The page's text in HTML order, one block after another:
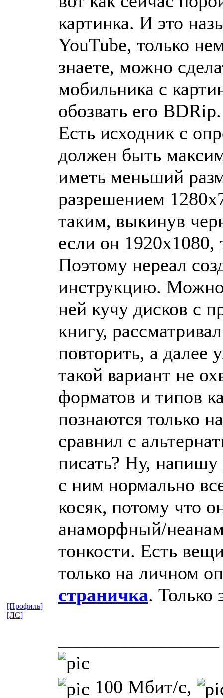
картинка. И это
YouTube, только
знаете, можно
мобильника с
обозвать его
Есть исходник с
должен быть
иметь меньший
разрешением
таким, выкинув
если он 1920х1080,
Поэтому нереал
инструкцию. Можно
ней кучу дисков с
книгу,
повторить, а далее
такой вариант не
форматов и типов
познаются только
сравнил с
писать? Ну,
с ним нормально
косяк, потому что
анаморфный/
тонкости. Есть
только на личном
страничка. Только
100 Мбит/с,
[Профиль]
[ЛС]